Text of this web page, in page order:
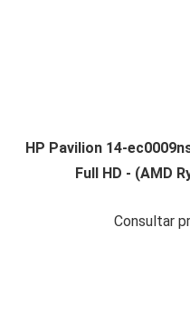
HP Pavilion 14-
Full HD - (AMD
Consultar